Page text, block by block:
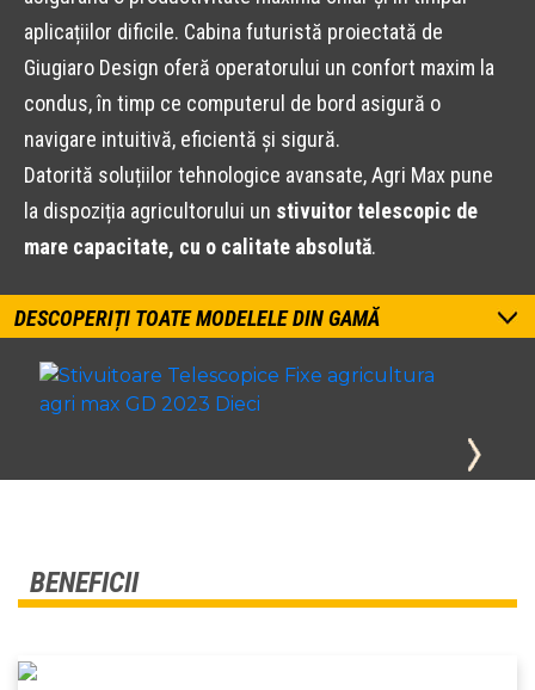
aplicațiilor dificile. Cabina futuristă proiectată de
Giugiaro Design oferă operatorului un confort maxim la
condus, în timp ce computerul de bord asigură o
navigare intuitivă, eficientă și sigură.
Datorită soluțiilor tehnologice avansate, Agri Max pune
la dispoziția agricultorului un stivuitor telescopic de
mare capacitate, cu o calitate absolută.
DESCOPERIȚI TOATE MODELELE DIN GAMĂ
BENEFICII